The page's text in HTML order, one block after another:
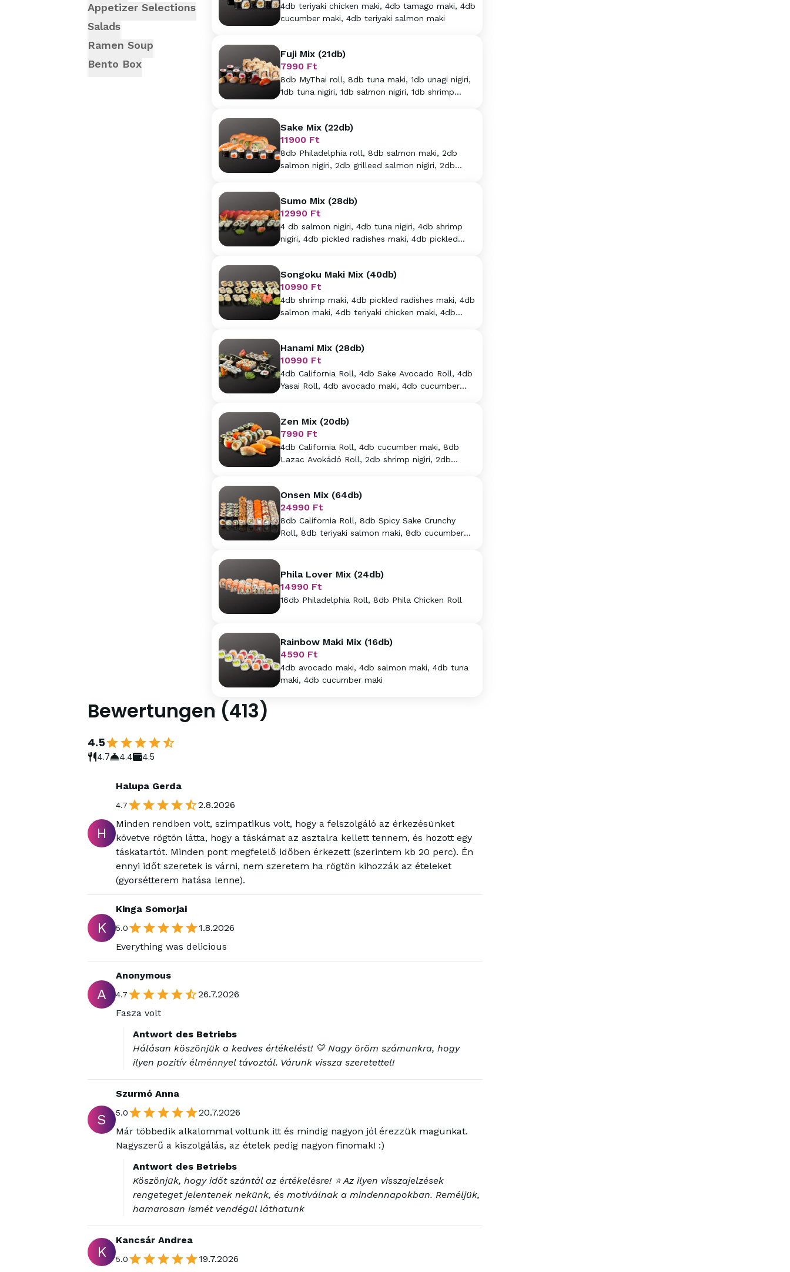
Appetizer Selections
Salads
Ramen Soup
Bento Box
4db teriyaki chicken maki, 4db tamago maki, 4db
cucumber maki, 4db teriyaki salmon maki
Fuji Mix (21db)
7990Ft
8db MyThai roll, 8db tuna maki, 1db unagi nigiri,
1db tuna nigiri, 1db salmon nigiri, 1db shrimp
Sake Mix (22db)
11900Ft
8db Philadelphia roll, 8db salmon maki, 2db
salmon nigiri, 2db grilleed salmon nigiri, 2db
Sumo Mix (28db)
12990Ft
4 db salmon nigiri, 4db tuna nigiri, 4db shrimp
nigiri, 4db pickled radishes maki, 4db pickled
Songoku Maki Mix (40db)
10990Ft
4db shrimp maki, 4db pickled radishes maki, 4db
salmon maki, 4db teriyaki chicken maki, 4db
teriyaki salmon maki
Hanami Mix (28db)
10990Ft
4db California Roll, 4db Sake Avocado Roll, 4db
Yasai Roll, 4db avocado maki, 4db cucumber
Zen Mix (20db)
7990Ft
4db California Roll, 4db cucumber maki, 8db
Lazac Avokádó Roll, 2db shrimp nigiri, 2db
Onsen Mix (64db)
24990Ft
8db California Roll, 8db Spicy Sake Crunchy
Roll, 8db teriyaki salmon maki, 8db cucumber
Phila Lover Mix (24db)
14990Ft
16db Philadelphia Roll, 8db Phila Chicken Roll
Rainbow Maki Mix (16db)
4590Ft
4db avocado maki, 4db salmon maki, 4db tuna
maki, 4db cucumber maki
Bewertungen (413)
4.5
4.7 4.4 4.5
H
Halupa Gerda
4.7
2.8.2026
Minden rendben volt, szimpatikus volt, hogy a felszolgáló az érkezésünket
követve rögtön látta, hogy a táskámat az asztalra kellett tennem, és hozott egy
táskatartót. Minden pont megfelelő időben érkezett (szerintem kb 20 perc). Én
ennyi időt szeretek is várni, nem szeretem ha rögtön kihozzák az ételeket
(gyorsétterem hatása lenne).
K
Kinga Somorjai
5.0
1.8.2026
Everything was delicious
A
Anonymous
4.7
26.7.2026
Fasza volt
Antwort des Betriebs
Hálásan köszönjük a kedves értékelést! 💛 Nagy öröm számunkra, hogy
ilyen pozitív élménnyel távoztál. Várunk vissza szeretettel!
S
Szurmó Anna
5.0
20.7.2026
Már többedik alkalommal voltunk itt és mindig nagyon jól érezzük magunkat.
Nagyszerű a kiszolgálás, az ételek pedig nagyon finomak! :)
Antwort des Betriebs
Köszönjük, hogy időt szántál az értékelésre! ⭐ Az ilyen visszajelzések
rengeteget jelentenek nekünk, és motiválnak a mindennapokban. Reméljük,
hamarosan ismét vendégül láthatunk
K
Kancsár Andrea
5.0 19.7.2026